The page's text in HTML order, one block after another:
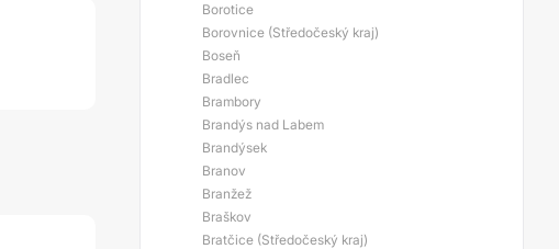
Borotice
Borovnice (Středočeský kraj)
Boseň
Bradlec
Brambory
Brandýs nad Labem
Brandýsek
Branov
Branžež
Braškov
Bratčice (Středočeský kraj)